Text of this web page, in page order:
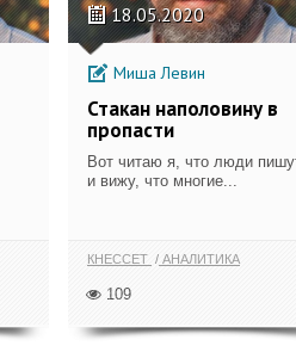
18.05.2020
Миша Левин
Стакан наполовину в
пропасти
Вот читаю я, что люди
и вижу, что многие...
КНЕССЕТ АНАЛИТИКА
109